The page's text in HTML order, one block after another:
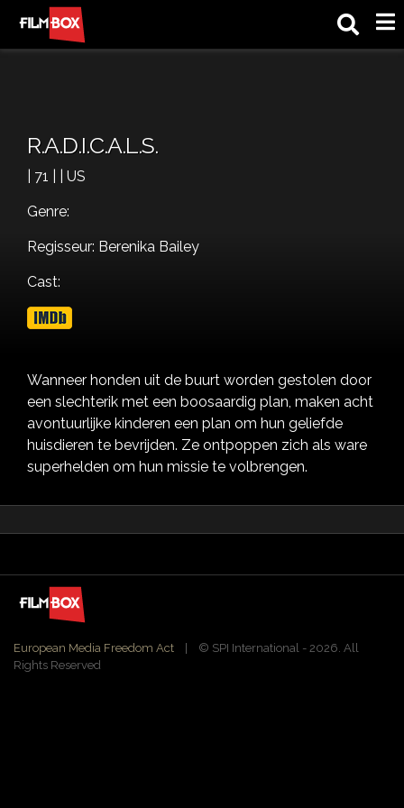
R.A.D.I.C.A.L.S.
| 71 | | US
Genre:
Regisseur: Berenika Bailey
Cast:
Wanneer honden uit de buurt worden gestolen door
een slechterik met een boosaardig plan, maken acht
avontuurlijke kinderen een plan om hun geliefde
huisdieren te bevrijden. Ze ontpoppen zich als ware
superhelden om hun missie te volbrengen.
European Media Freedom Act | ©️ SPI International - 2026. All
Rights Reserved